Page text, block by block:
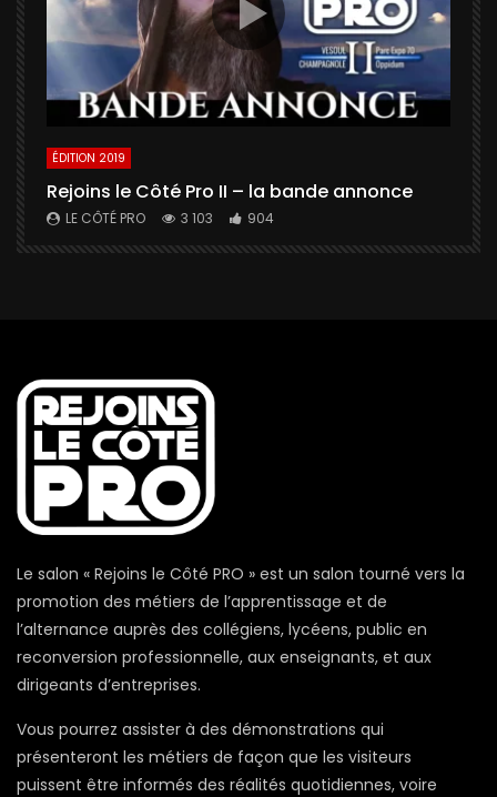
ÉDITION 2019
Rejoins le Côté Pro II – la bande annonce
LE CÔTÉ PRO 3 103 904
Le salon « Rejoins le Côté PRO » est un salon tourné vers la
promotion des métiers de l’apprentissage et de
l’alternance auprès des collégiens, lycéens, public en
reconversion professionnelle, aux enseignants, et aux
dirigeants d’entreprises.
Vous pourrez assister à des démonstrations qui
présenteront les métiers de façon que les visiteurs
puissent être informés des réalités quotidiennes, voire